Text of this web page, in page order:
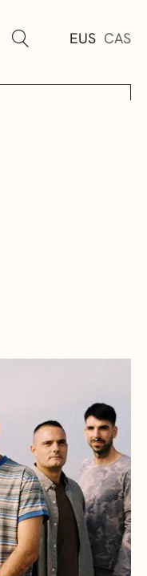
EUS CAS